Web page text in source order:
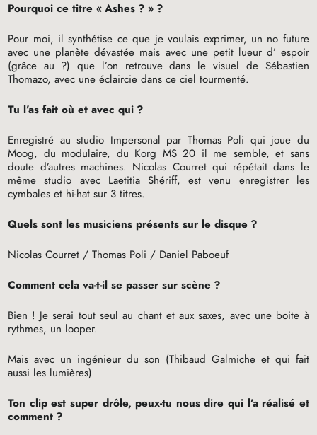
Pourquoi ce titre «Ashes ? » ?
Pour moi, il synthétise ce que je voulais exprimer, un no future
avec une planète dévastée mais avec une petit lueur d’ espoir
(grâce au ?) que l’on retrouve dans le visuel de Sébastien
Thomazo, avec une éclaircie dans ce ciel tourmenté.
Tu l’as fait où et avec qui ?
Enregistré au studio Impersonal par Thomas Poli qui joue du
Moog, du modulaire, du Korg MS20 il me semble, et sans
doute d’autres machines. Nicolas Courret qui répétait dans le
même studio avec Laetitia Shériff, est venu enregistrer les
cymbales et hi-hat sur 3 titres.
Quels sont les musiciens présents sur le disque ?
Nicolas Courret / Thomas Poli / Daniel Paboeuf
Comment cela va-t-il se passer sur scène ?
Bien ! Je serai tout seul au chant et aux saxes, avec une boite à
rythmes, un looper.
Mais avec un ingénieur du son (Thibaud Galmiche et qui fait
aussi les lumières)
Ton clip est super drôle, peux-tu nous dire qui l’a réalisé et
comment ?